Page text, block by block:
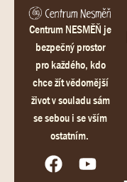
Centrum NESMĚŇ je
bezpečný prostor
pro každého, kdo
chce žít vědomější
život v souladu sám
se sebou i se vším
ostatním.